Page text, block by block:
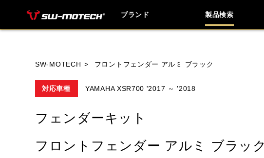
ブランド 製品検索
SW-MOTECH フロントフェンダー アルミ ブラック
対応車種 YAMAHA XSR700 '2017 ～ '2018
フェンダーキット
フロントフェンダー アルミ ブラック